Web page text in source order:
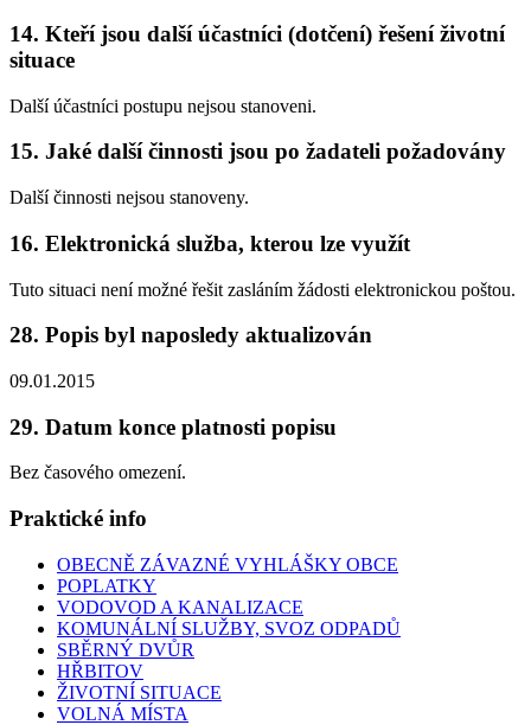
14. Kteří jsou další účastníci (dotčení) řešení životní
situace
Další účastníci postupu nejsou stanoveni.
15. Jaké další činnosti jsou po žadateli požadovány
Další činnosti nejsou stanoveny.
16. Elektronická služba, kterou lze využít
Tuto situaci není možné řešit zasláním žádosti elektronickou poštou.
28. Popis byl naposledy aktualizován
09.01.2015
29. Datum konce platnosti popisu
Bez časového omezení.
Praktické info
OBECNĚ ZÁVAZNÉ VYHLÁŠKY OBCE
POPLATKY
VODOVOD A KANALIZACE
KOMUNÁLNÍ SLUŽBY, SVOZ ODPADŮ
SBĚRNÝ DVŮR
HŘBITOV
ŽIVOTNÍ SITUACE
VOLNÁ MÍSTA